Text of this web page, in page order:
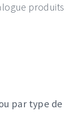
produits
par type de